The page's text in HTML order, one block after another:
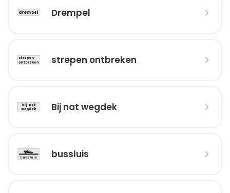
Drempel
strepen ontbreken
Bij nat wegdek
bussluis